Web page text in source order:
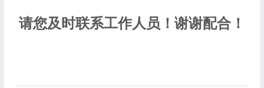
请您及时联系工作人员！谢谢配合！